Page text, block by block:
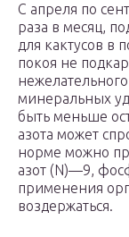
С апреля по
раза в месяц,
для кактусов в
покоя не
минеральных
быть меньше
азота может
норме можно
азот (N)—9,
применения
воздержаться.